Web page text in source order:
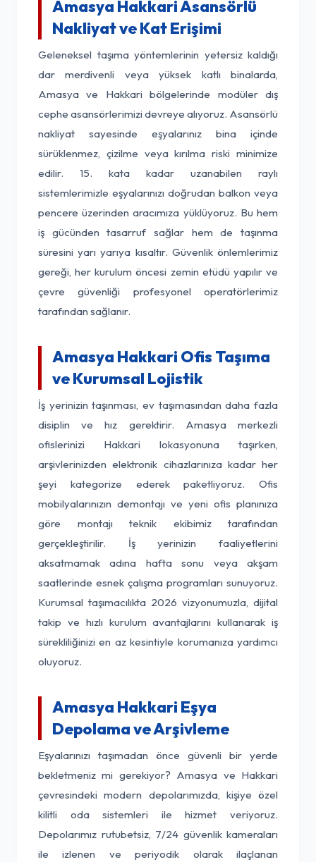
Amasya Hakkari Asansörlü
Nakliyat ve Kat Erişimi
Geleneksel taşıma yöntemlerinin yetersiz kaldığı
dar merdivenli veya yüksek katlı binalarda,
Amasya ve Hakkari bölgelerinde modüler dış
cephe asansörlerimizi devreye alıyoruz. Asansörlü
nakliyat sayesinde eşyalarınız bina içinde
sürüklenmez, çizilme veya kırılma riski minimize
edilir. 15. kata kadar uzanabilen raylı
sistemlerimizle eşyalarınızı doğrudan balkon veya
pencere üzerinden aracımıza yüklüyoruz. Bu hem
iş gücünden tasarruf sağlar hem de taşınma
süresini yarı yarıya kısaltır. Güvenlik önlemlerimiz
gereği, her kurulum öncesi zemin etüdü yapılır ve
çevre güvenliği profesyonel operatörlerimiz
tarafından sağlanır.
Amasya Hakkari Ofis Taşıma
ve Kurumsal Lojistik
İş yerinizin taşınması, ev taşımasından daha fazla
disiplin ve hız gerektirir. Amasya merkezli
ofislerinizi Hakkari lokasyonuna taşırken,
arşivlerinizden elektronik cihazlarınıza kadar her
şeyi kategorize ederek paketliyoruz. Ofis
mobilyalarınızın demontajı ve yeni ofis planınıza
göre montajı teknik ekibimiz tarafından
gerçekleştirilir. İş yerinizin faaliyetlerini
aksatmamak adına hafta sonu veya akşam
saatlerinde esnek çalışma programları sunuyoruz.
Kurumsal taşımacılıkta 2026 vizyonumuzla, dijital
takip ve hızlı kurulum avantajlarını kullanarak iş
sürekliliğinizi en az kesintiyle korumanıza yardımcı
oluyoruz.
Amasya Hakkari Eşya
Depolama ve Arşivleme
Eşyalarınızı taşımadan önce güvenli bir yerde
bekletmeniz mi gerekiyor? Amasya ve Hakkari
çevresindeki modern depolarımızda, kişiye özel
kilitli oda sistemleri ile hizmet veriyoruz.
Depolarımız rutubetsiz, 7/24 güvenlik kameraları
ile izlenen ve periyodik olarak ilaçlanan